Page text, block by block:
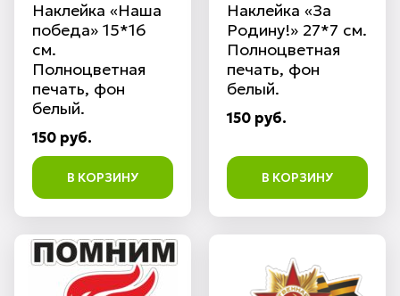
Наклейка «Наша
победа» 15*16
см.
Полноцветная
печать, фон
белый.
150 руб.
В КОРЗИНУ
Наклейка «За
Родину!» 27*7 см.
Полноцветная
печать, фон
белый.
150 руб.
В КОРЗИНУ